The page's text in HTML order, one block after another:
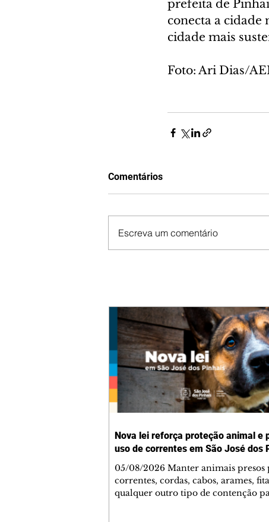
prefeita de
conecta a cidade
cidade mais
Foto: Ari Dias/
Comentários
Escreva um comentário
Nova lei reforça proteção animal e
uso de correntes em São José dos
05/08/2026 Manter animais presos
correntes, cordas, cabos, arames,
qualquer outro tipo de contenção